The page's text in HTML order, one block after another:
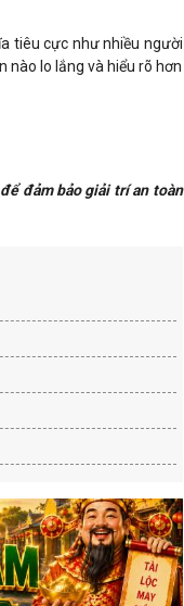
tiêu cực như nhiều người
nào lo lắng và hiểu rõ hơn
đảm bảo giải trí an toàn